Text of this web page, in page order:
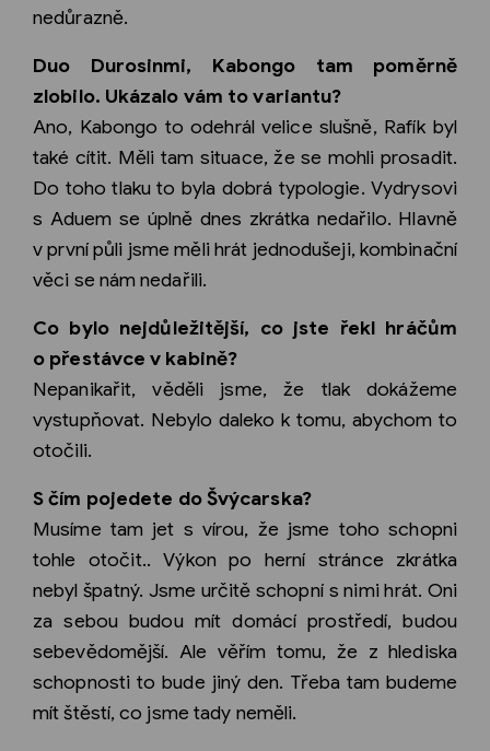
nedůrazně.
Duo Durosinmi, Kabongo tam poměrně
zlobilo. Ukázalo vám to variantu?
Ano, Kabongo to odehrál velice slušně, Rafík byl
také cítit. Měli tam situace, že se mohli prosadit.
Do toho tlaku to byla dobrá typologie. Vydrysovi
s Aduem se úplně dnes zkrátka nedařilo. Hlavně
v první půli jsme měli hrát jednodušeji, kombinační
věci se nám nedařili.
Co bylo nejdůležitější, co jste řekl hráčům
o přestávce v kabině?
Nepanikařit, věděli jsme, že tlak dokážeme
vystupňovat. Nebylo daleko k tomu, abychom to
otočili.
S čím pojedete do Švýcarska?
Musíme tam jet s vírou, že jsme toho schopni
tohle otočit.. Výkon po herní stránce zkrátka
nebyl špatný. Jsme určitě schopní s nimi hrát. Oni
za sebou budou mít domácí prostředí, budou
sebevědomější. Ale věřím tomu, že z hlediska
schopnosti to bude jiný den. Třeba tam budeme
mít štěstí, co jsme tady neměli.